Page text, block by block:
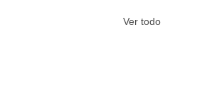
Ver todo